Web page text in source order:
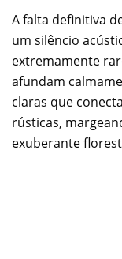
A falta definitiva
um silêncio
extremamente
afundam
claras que
rústicas,
exuberante